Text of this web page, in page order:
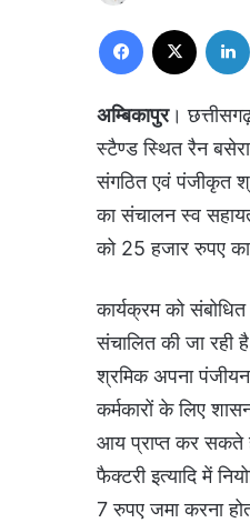
Facebook
अम्बिकापुर।
स्टैण्ड स्थित रैन
संगठित एवं पंजीकृत
का संचालन स्व
को 25 हजार रुपए का
कार्यक्रम को
संचालित की जा रही
श्रमिक अपना
कर्मकारों के लिए
आय प्राप्त कर सकते
फैक्टरी इत्यादि में
7 रुपए जमा करना